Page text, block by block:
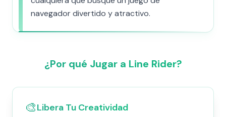
navegador divertido y atractivo.
¿Por qué Jugar a Line Rider?
🎨Libera Tu Creatividad